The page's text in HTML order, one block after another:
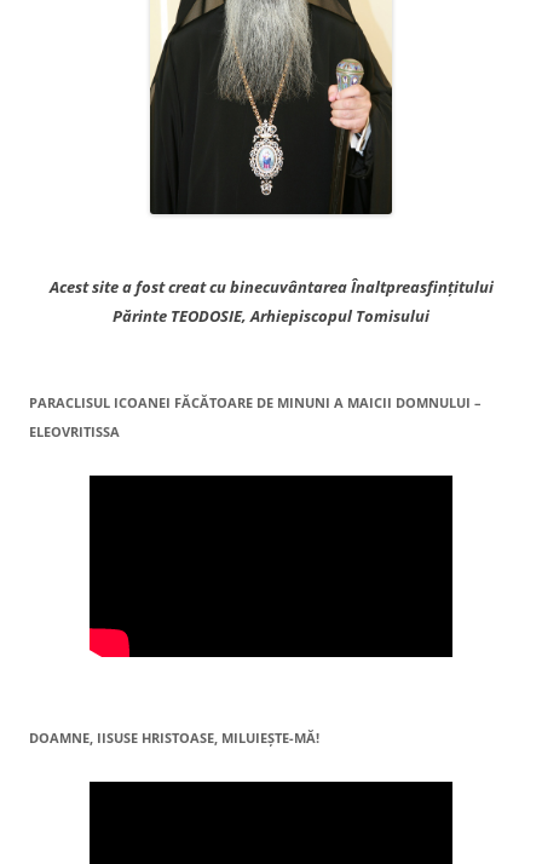
Acest site a fost creat cu binecuvântarea Înaltpreasfințitului
Părinte TEODOSIE, Arhiepiscopul Tomisului
PARACLISUL ICOANEI FĂCĂTOARE DE MINUNI A MAICII DOMNULUI –
ELEOVRITISSA
DOAMNE, IISUSE HRISTOASE, MILUIEŞTE-MĂ!